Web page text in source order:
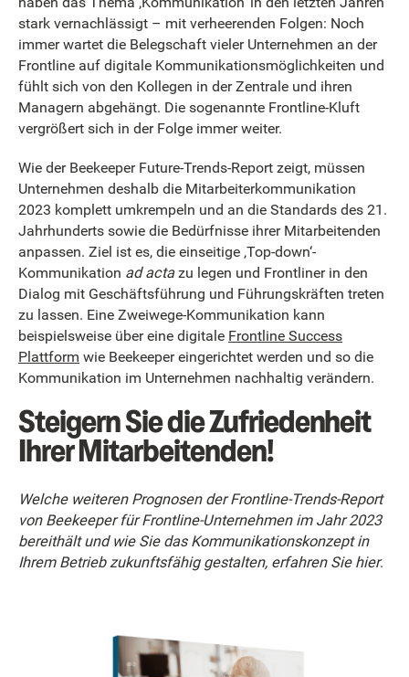
stark vernachlässigt – mit verheerenden Folgen: Noch
immer wartet die Belegschaft vieler Unternehmen an der
Frontline auf digitale Kommunikationsmöglichkeiten und
fühlt sich von den Kollegen in der Zentrale und ihren
Managern abgehängt. Die sogenannte Frontline-Kluft
vergrößert sich in der Folge immer weiter.
Wie der Beekeeper Future-Trends-Report zeigt, müssen
Unternehmen deshalb die Mitarbeiterkommunikation
2023 komplett umkrempeln und an die Standards des 21.
Jahrhunderts sowie die Bedürfnisse ihrer Mitarbeitenden
anpassen. Ziel ist es, die einseitige ‚Top-down‘-
Kommunikation ad actazu legen und Frontliner in den
Dialog mit Geschäftsführung und Führungskräften treten
zu lassen. Eine Zweiwege-Kommunikation kann
beispielsweise über eine digitale Frontline Success
Plattform wie Beekeeper eingerichtet werden und so die
Kommunikation im Unternehmen nachhaltig verändern.
Steigern Sie die Zufriedenheit
Ihrer Mitarbeitenden!
Welche weiteren Prognosen der Frontline-Trends-Report
von Beekeeper für Frontline-Unternehmen im Jahr 2023
bereithält und wie Sie das Kommunikationskonzept in
Ihrem Betrieb zukunftsfähig gestalten, erfahren Sie hier.